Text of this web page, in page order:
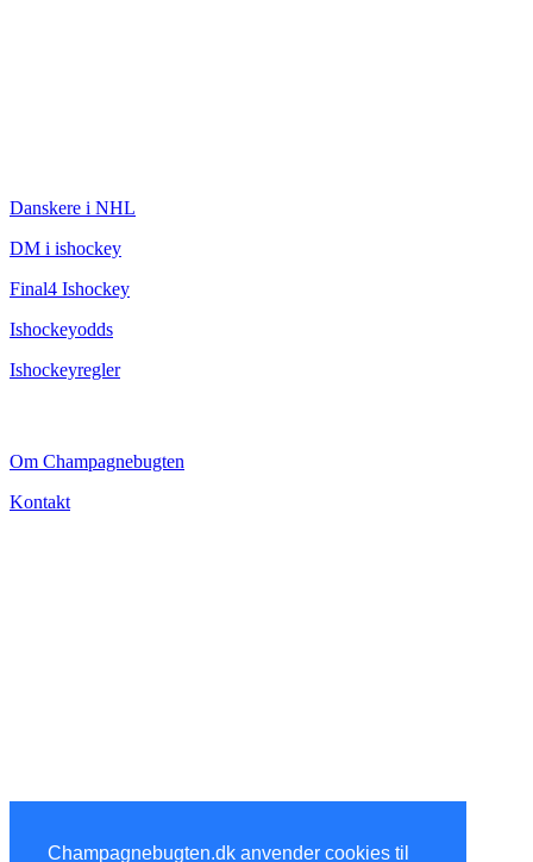
Champagnebugten.dk anvender cookies til
Danskere i NHL
DM i ishockey
Final4 Ishockey
Ishockeyodds
Ishockeyregler
Om Champagnebugten
Kontakt